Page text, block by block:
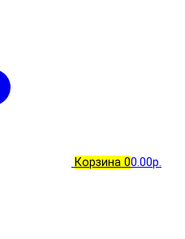
Корзина 00.00р.